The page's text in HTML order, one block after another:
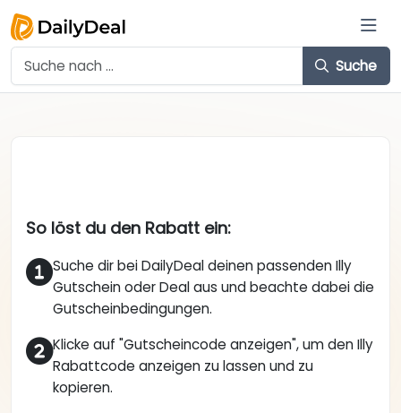
Suche
So löst du den Rabatt ein:
Suche dir bei DailyDeal deinen passenden Illy
Gutschein oder Deal aus und beachte dabei die
Gutscheinbedingungen.
Klicke auf "Gutscheincode anzeigen", um den Illy
Rabattcode anzeigen zu lassen und zu
kopieren.